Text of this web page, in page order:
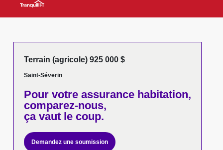
Terrain (agricole) 925 000 $
Saint-Séverin
Pour votreassurance habitation,
comparez-nous,
ça vaut le coup.
Demandez une soumission